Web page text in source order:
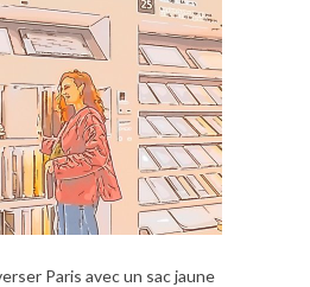
Paris avec un sac jaune